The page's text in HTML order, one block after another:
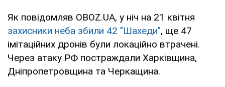
Як повідомляв OBOZ.UA, у ніч на 21 квітня
захисники неба збили 42 "Шахеди", ще 47
імітаційних дронів були локаційно втрачені.
Через атаку РФ постраждали Харківщина,
Дніпропетровщина та Черкащина.